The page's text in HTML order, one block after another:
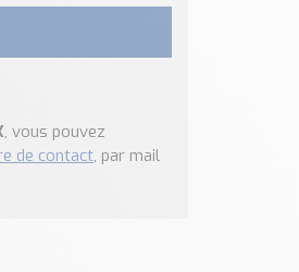
, vous pouvez
de contact, par mail